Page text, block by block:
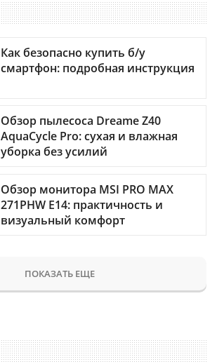
Как безопасно купить б/у
смартфон: подробная инструкция
Обзор пылесоса Dreame Z40
AquaCycle Pro: сухая и влажная
уборка без усилий
Обзор монитора MSI PRO MAX
271PHW E14: практичность и
визуальный комфорт
ПОКАЗАТЬ ЕЩЕ